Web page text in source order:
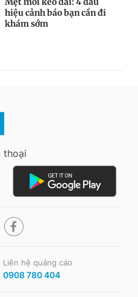
thoại
Liên hệ quảng cáo
0908 780 404